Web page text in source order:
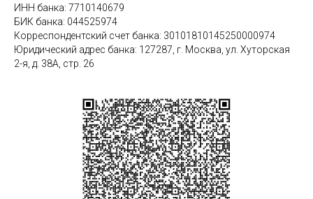
ИНН банка: 7710140679
БИК банка: 044525974
Корреспондентский счет банка: 30101810145250000974
Юридический адрес банка: 127287, г. Москва, ул. Хуторская
2-я, д. 38А, стр. 26